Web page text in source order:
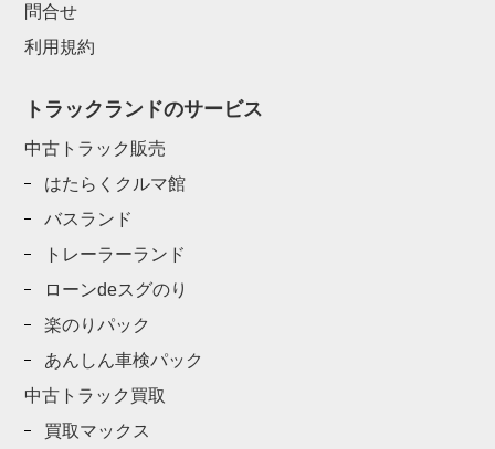
問合せ
利用規約
トラックランドのサービス
中古トラック販売
はたらくクルマ館
バスランド
トレーラーランド
ローンdeスグのり
楽のりパック
あんしん車検パック
中古トラック買取
買取マックス